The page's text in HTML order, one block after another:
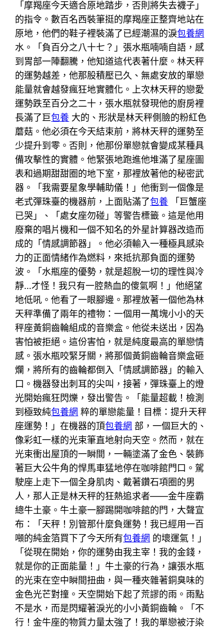
「摩羯座今天適合原地踏步，否則將失去襪子」
的指令。數百名西裝筆挺的摩羯座正整齊地站在
原地，他們的鞋子裡裝滿了已經潮濕的淚包養網
水。「負百分之八十七？」張水瓶喃喃自語，感
到胃部一陣翻騰，他知道這代表著什麼。林天秤
的運勢越差，他那股積壓已久、無處安放的單戀
能量就會越發瘋狂地實體化。上次林天秤的戀愛
運勢跌至百分之二十，張水瓶就發現他的廚房裡
長滿了巨包養 大的、形狀是林天秤側臉的粉紅色
蘑菇。他必須在今天結束前，將林天秤的運勢至
少提升到零。否則，他那份單戀就會變成某種具
備攻擊性的實體。他緊張地跑進他堆滿了星座圖
表和過期甜甜圈的地下室，那裡放著他的秘密武
器。「我需要星象學輔助儀！」他衝到一個像是
老式彈珠臺的機器前，上面貼滿了包養 「巨蟹座
已哭」、「處女座勿碰」等警告標籤。這是他用
廢棄的唱片機和一個不知名的外星計算器改造而
成的「情感調節器」。他必須輸入一種極具感染
力的正面情緒作為燃料，來抵抗那負面的運勢
波。「水瓶座的優勢，就是超脫一切的理性與冷
靜…才怪！我只有一腔熱血的傻氣啊！」他絕望
地低吼。他看了一眼腳邊。那裡放著一個他為林
天秤準備了兩年的禮物：一個用一萬塊小小的天
秤座黃銅齒輪組成的音樂盒。他從未送出，因為
害怕被拒絕。這份害怕，就是純度最高的單戀情
感。張水瓶咬緊牙關，將那個黃銅齒輪音樂盒砸
爛，將所有的齒輪都倒入「情感調節器」的輸入
口。機器發出刺耳的尖叫，接著，彈珠臺上的燈
光開始瘋狂閃爍，發出警告。「能量超載！檢測
到極致純包養網 粹的單戀能量！目標：提升天秤
座運勢！」在機器的頂包養網 部，一個巨大的、
像彩虹一樣的光束筆直地射向天空。然而，就在
光束衝出屋頂的一瞬間，一輛塗滿了金色、裝飾
著巨大公牛角的悍馬車猛地停在咖啡館門口。駕
駛座上走下一個全身肌肉、戴著鑽石項圈的男
人，那人正是林天秤的狂熱追求者——金牛座霸
總牛土豪。牛土豪一腳踢開咖啡館的門，大聲宣
布：「天秤！別管那什麼負運勢！我已經用一百
噸的純金箔買下了今天所有包養網 的壞運氣！」
「從現在開始，你的運勢由我主宰！我的金錢，
就是你的正面能量！」牛土豪的行為，讓張水瓶
的光束在空中瞬間扭曲，與一種夾雜著銅臭味的
金色光芒對撞。天空開始下起了荒謬的雨。雨點
不是水，而是閃耀著淚光的小小黃銅齒輪。「不
行！金牛座的物質力量太強了！我的單戀被汙染